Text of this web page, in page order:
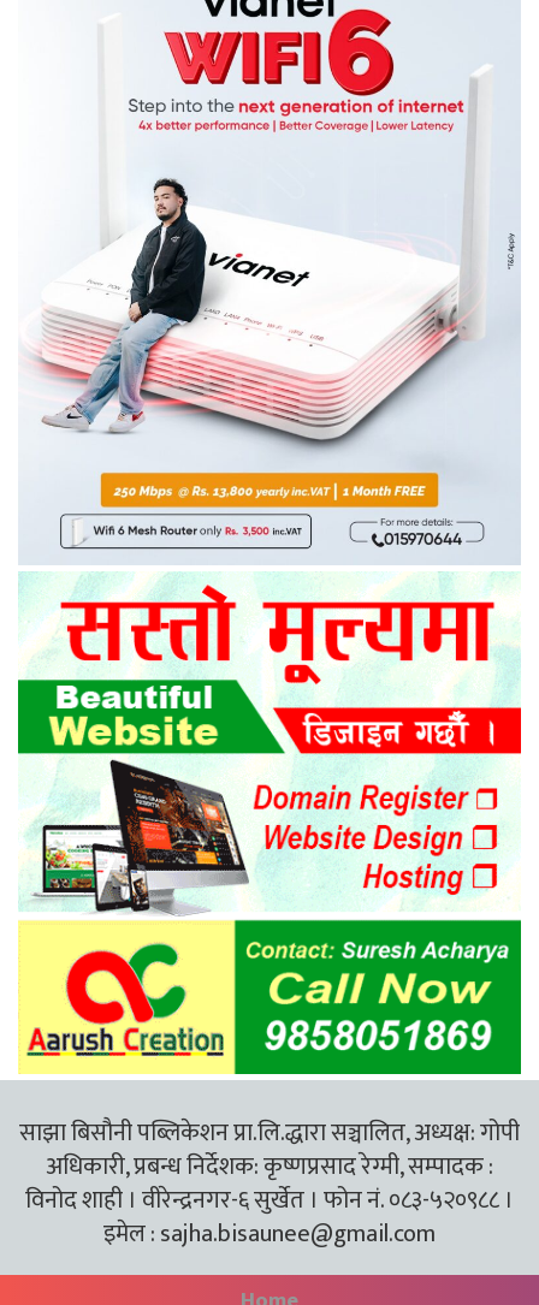
साझा बिसौनी पब्लिकेशन प्रा.लि.द्धारा सञ्चालित, अध्यक्ष: गोपी
अधिकारी, प्रबन्ध निर्देशक: कृष्णप्रसाद रेग्मी, सम्पादक :
विनोद शाही । वीरेन्द्रनगर-६ सुर्खेत । फोन नं. ०८३-५२०९८८ ।
इमेल :sajha.bisaunee@gmail.com